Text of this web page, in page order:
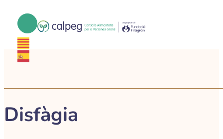
Disfàgia